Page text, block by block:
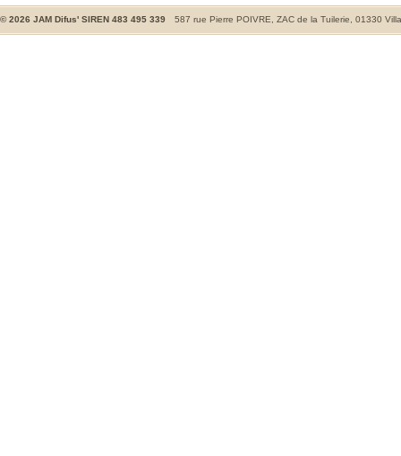
©2026 JAM Difus' SIREN 483 495 339 587 rue Pierre POIVRE, ZAC de la Tuilerie, 01330